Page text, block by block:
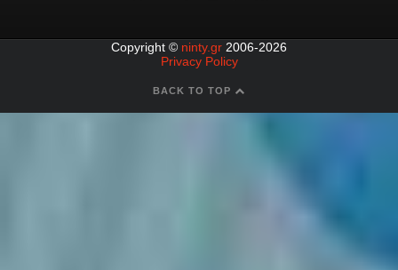
Copyright © ninty.gr 2006-2026
Privacy Policy
BACK TO TOP